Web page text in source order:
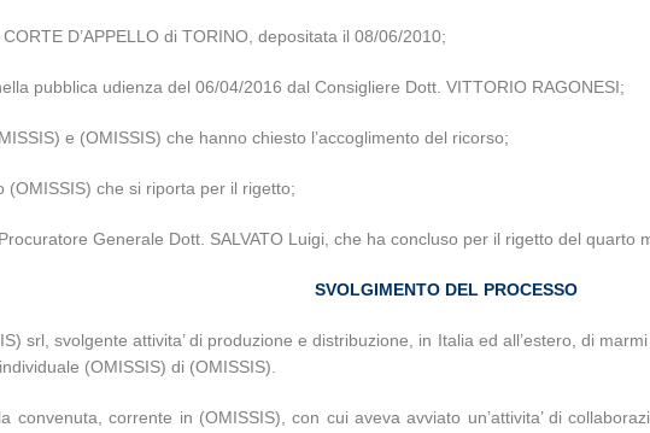
D’APPELLO di TORINO, depositata il 08/06/2010;
pubblica udienza del 06/04/2016 dal Consigliere Dott. VITTORIO RAGONESI;
e (OMISSIS) che hanno chiesto l’accoglimento del ricorso;
(OMISSIS) che si riporta per il rigetto;
Generale Dott. SALVATO Luigi, che ha concluso per il rigetto del quarto
SVOLGIMENTO DEL PROCESSO
srl, svolgente attivita’ di produzione e distribuzione, in Italia ed all’estero, di
(OMISSIS) di (OMISSIS).
convenuta, corrente in (OMISSIS), con cui aveva avviato un’attivita’ di